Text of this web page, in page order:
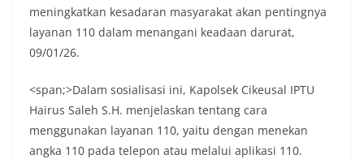
meningkatkan kesadaran masyarakat akan pentingnya
layanan 110 dalam menangani keadaan darurat,
09/01/26.
<span;>Dalam sosialisasi ini, Kapolsek Cikeusal IPTU
Hairus Saleh S.H. menjelaskan tentang cara
menggunakan layanan 110, yaitu dengan menekan
angka 110 pada telepon atau melalui aplikasi 110.